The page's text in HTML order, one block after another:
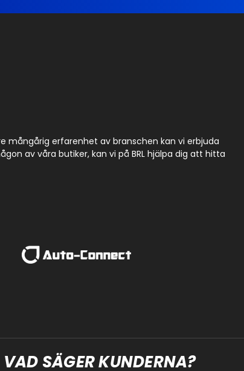
mångårig erfarenhet av branschen kan vi erbjuda
av våra butiker, kan vi på BRL hjälpa dig att hitta
VAD SÄGER KUNDERNA?